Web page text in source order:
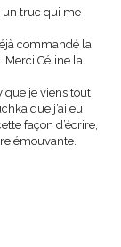
un truc qui me
commandé la
Merci Céline la
que je viens tout
que j’ai eu
façon d’écrire,
émouvante.